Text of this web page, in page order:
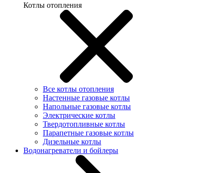
Котлы отопления
Все котлы отопления
Настенные газовые котлы
Напольные газовые котлы
Электрические котлы
Твердотопливные котлы
Парапетные газовые котлы
Дизельные котлы
Водонагреватели и бойлеры